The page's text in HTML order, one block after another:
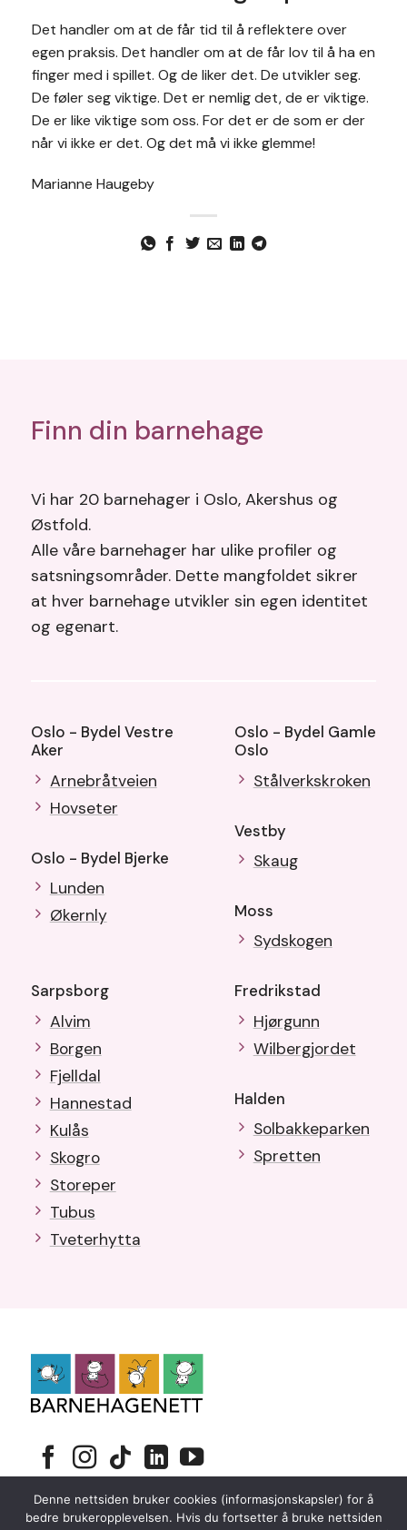
Det handler om at de får tid til å reflektere over
egen praksis. Det handler om at de får lov til å ha en
finger med i spillet. Og de liker det. De utvikler seg.
De føler seg viktige. Det er nemlig det, de er viktige.
De er like viktige som oss. For det er de som er der
når vi ikke er det. Og det må vi ikke glemme!
Marianne Haugeby
Finn din barnehage
Vi har 20 barnehager i Oslo, Akershus og
Østfold.
Alle våre barnehager har ulike profiler og
satsningsområder. Dette mangfoldet sikrer
at hver barnehage utvikler sin egen identitet
og egenart.
Oslo - Bydel Vestre
Aker
Arnebråtveien
Hovseter
Oslo - Bydel Bjerke
Lunden
Økernly
Oslo - Bydel Gamle
Oslo
Stålverkskroken
Vestby
Skaug
Moss
Sydskogen
Sarpsborg
Alvim
Borgen
Fjelldal
Hannestad
Kulås
Skogro
Storeper
Tubus
Tveterhytta
Fredrikstad
Hjørgunn
Wilbergjordet
Halden
Solbakkeparken
Spretten
Copyright 2026 © Barnehagenett
Denne nettsiden bruker cookies (informasjonskapsler) for å
bedre brukeropplevelsen. Hvis du fortsetter å bruke nettsiden